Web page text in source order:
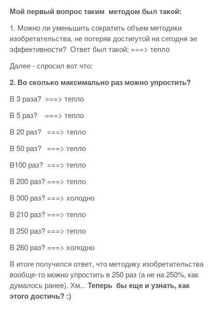
Мой первый вопрос таким методом был такой:
1. Можно ли уменьшить сократить объем методики
изобретательства, не потеряв достигутой на сегодня эе
эффективности? Ответ был такой: ===> тепло
Далее - спросил вот что:
2. Во сколько максимально раз можно упростить?
В 3 раза? ===> тепло
В 5 раз? ===> тепло
В 20 раз? ===> тепло
В 50 раз? ===> тепло
В100 раз? ===> тепло
В 200 раз? ===> тепло
В 300 раз? ===> холодно
В 210 раз? ===> тепло
В 250 раз? ===> тепло
В 260 раз? ===> холодно
В итоге получился ответ, что методику изобретательства
вообще-то можно упростить в 250 раз (а не на 250%, как
думалось ранее). Хм... Теперь бы еще и узнать, как
этого достичь? :)